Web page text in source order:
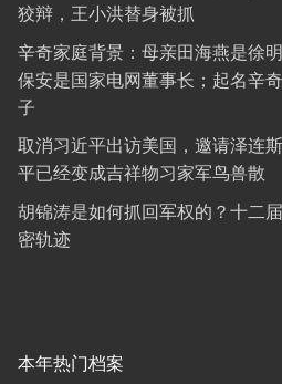
狡辩，王小洪替身被抓
辛奇家庭背景：母亲田海燕是徐
保安是国家电网董事长；起名辛
子
取消习近平出访美国，邀请泽连
平已经变成吉祥物习家军鸟兽散
胡锦涛是如何抓回军权的？十二
密轨迹
本年热门档案